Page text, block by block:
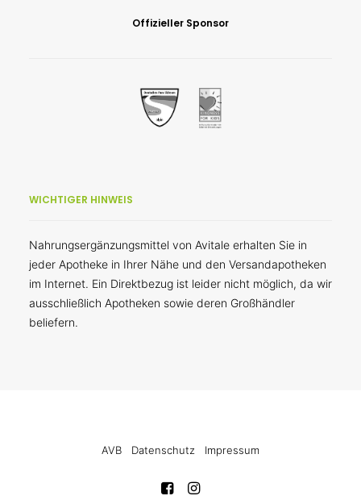
Offizieller Sponsor
WICHTIGER HINWEIS
Nahrungsergänzungsmittel von Avitale erhalten Sie in
jeder Apotheke in Ihrer Nähe und den Versandapotheken
im Internet. Ein Direktbezug ist leider nicht möglich, da wir
ausschließlich Apotheken sowie deren Großhändler
beliefern.
AVB Datenschutz Impressum